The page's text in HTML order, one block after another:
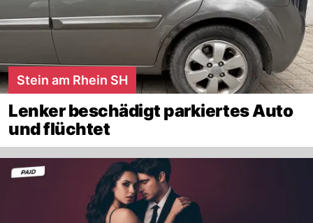
Stein am Rhein SH
Lenker beschädigt parkiertes Auto
und flüchtet